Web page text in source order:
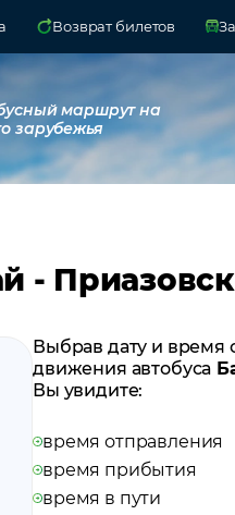
Возврат билетов
маршрут на
зарубежья
-
Выбрав дату и время
движения автобуса
Вы увидите:
время отправления
время прибытия
время в пути